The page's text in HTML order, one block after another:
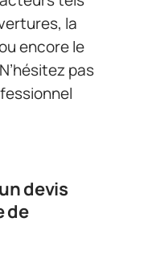
la
encore le
pas
devis
de